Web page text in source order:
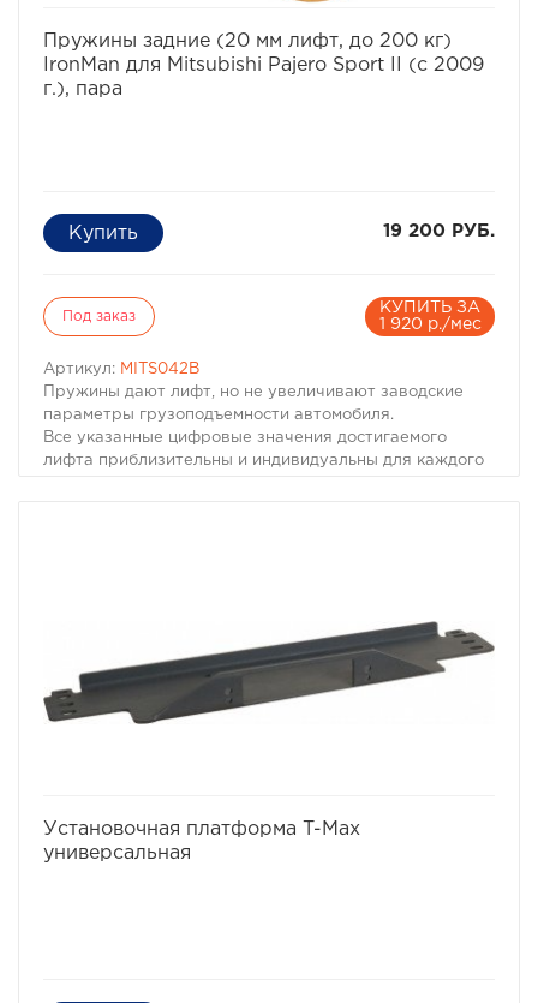
Пружины задние (20 мм лифт, до 200 кг)
IronMan для Mitsubishi Pajero Sport II (с 2009
г.), пара
19 200 РУБ.
Под заказ
КУПИТЬ ЗА
1 920 р./мес
Артикул: MITS042B
Пружины дают лифт, но не увеличивают заводские
параметры грузоподъемности автомобиля.
Все указанные цифровые значения достигаемого
лифта приблизительны и индивидуальны для каждого
Установочная платформа T-Max
универсальная